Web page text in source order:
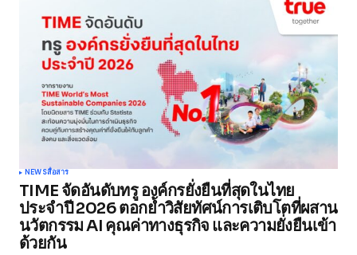
NEWSสื่อสาร
TIME จัดอันดับทรู องค์กรยั่งยืนที่สุดในไทย
ประจำปี 2026 ตอกย้ำวิสัยทัศน์การเติบโตที่ผสาน
นวัตกรรม AI คุณค่าทางธุรกิจ และความยั่งยืนเข้า
ด้วยกัน